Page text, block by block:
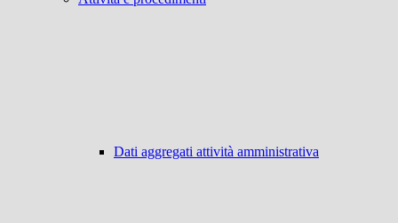
Dati aggregati attività amministrativa